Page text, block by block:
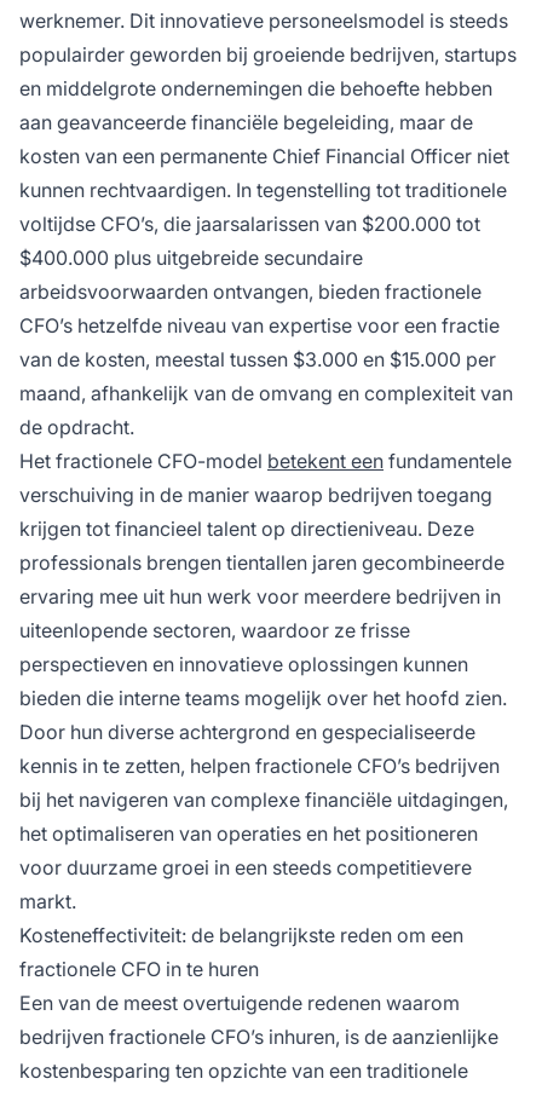
werknemer. Dit innovatieve personeelsmodel is steeds
populairder geworden bij groeiende bedrijven, startups
en middelgrote ondernemingen die behoefte hebben
aan geavanceerde financiële begeleiding, maar de
kosten van een permanente Chief Financial Officer niet
kunnen rechtvaardigen. In tegenstelling tot traditionele
voltijdse CFO’s, die jaarsalarissen van $200.000 tot
$400.000 plus uitgebreide secundaire
arbeidsvoorwaarden ontvangen, bieden fractionele
CFO’s hetzelfde niveau van expertise voor een fractie
van de kosten, meestal tussen $3.000 en $15.000 per
maand, afhankelijk van de omvang en complexiteit van
de opdracht.
Het fractionele CFO-model betekent een fundamentele
verschuiving in de manier waarop bedrijven toegang
krijgen tot financieel talent op directieniveau. Deze
professionals brengen tientallen jaren gecombineerde
ervaring mee uit hun werk voor meerdere bedrijven in
uiteenlopende sectoren, waardoor ze frisse
perspectieven en innovatieve oplossingen kunnen
bieden die interne teams mogelijk over het hoofd zien.
Door hun diverse achtergrond en gespecialiseerde
kennis in te zetten, helpen fractionele CFO’s bedrijven
bij het navigeren van complexe financiële uitdagingen,
het optimaliseren van operaties en het positioneren
voor duurzame groei in een steeds competitievere
markt.
Kosteneffectiviteit: de belangrijkste reden om een
fractionele CFO in te huren
Een van de meest overtuigende redenen waarom
bedrijven fractionele CFO’s inhuren, is de aanzienlijke
kostenbesparing ten opzichte van een traditionele